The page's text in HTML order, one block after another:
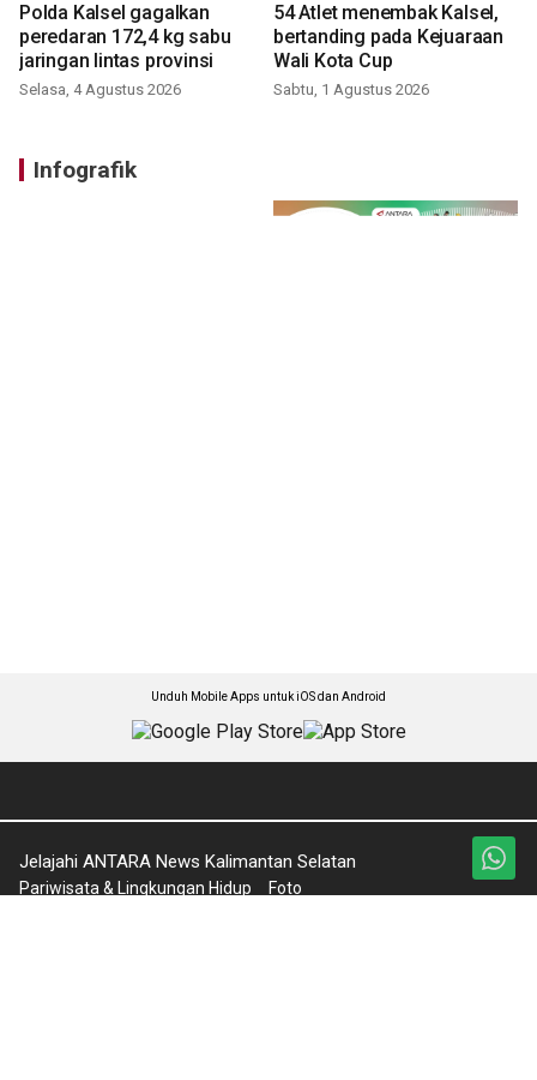
Polda Kalsel gagalkan
peredaran 172,4 kg sabu
jaringan lintas provinsi
Selasa, 4 Agustus 2026
54 Atlet menembak Kalsel,
bertanding pada Kejuaraan
Wali Kota Cup
Sabtu, 1 Agustus 2026
Infografik
Unduh Mobile Apps untuk iOS dan Android
Jelajahi ANTARA News Kalimantan Selatan
Pariwisata & Lingkungan Hidup
Foto